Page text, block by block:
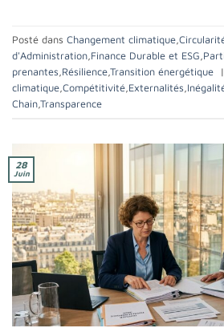
Posté dans Changement climatique
d'Administration Finance Durable et ESG
prenantes Résilience Transition énergétique |
climatique Compétitivité Externalités
Chain Transparence
28
Juin